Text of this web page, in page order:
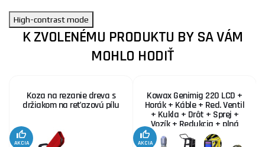
High-contrast mode
K ZVOLENÉMU PRODUKTU BY SA VÁM
MOHLO HODIŤ
Koza na rezanie dreva s
držiakom na reťazovú pílu
AKCIA
Kowax Genimig 220 LCD +
Horák + Káble + Red. Ventil
+ Kukla + Drôt + Sprej +
Vozík + Redukcia + plná
Fľaša Co2
AKCIA